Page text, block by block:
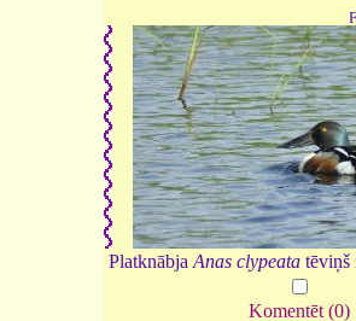
Platknābja Anas clypeata tēviņš
Komentēt (0)